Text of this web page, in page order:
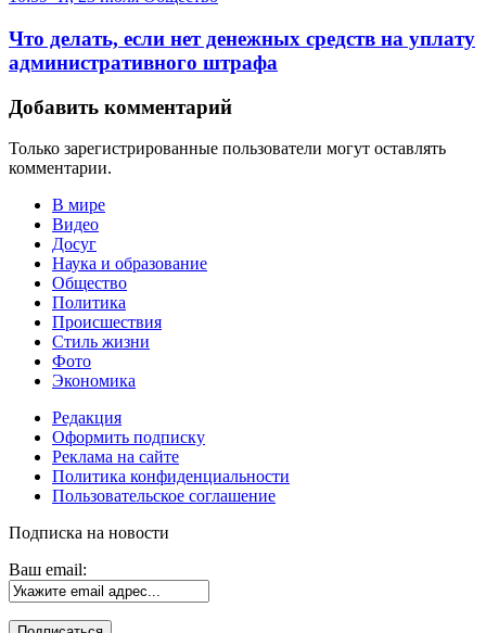
Что делать, если нет денежных средств на уплату
административного штрафа
Добавить комментарий
Только зарегистрированные пользователи могут оставлять
комментарии.
В мире
Видео
Досуг
Наука и образование
Общество
Политика
Происшествия
Стиль жизни
Фото
Экономика
Редакция
Оформить подписку
Реклама на сайте
Политика конфиденциальности
Пользовательское соглашение
Подписка на новости
Ваш email: